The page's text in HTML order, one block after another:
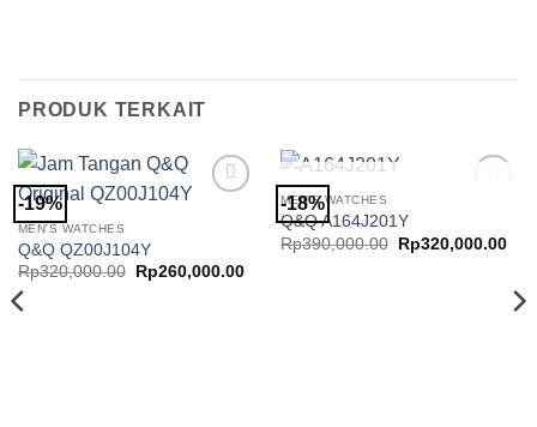
PRODUK TERKAIT
-19%
MEN'S WATCHES
Q&Q QZ00J104Y
Rp320,000.00
Harga
aslinya
Rp260,000.00Harga
-18% STOK HABIS
MEN'S WATCHES
Q&Q A164J201Y
Rp390,000.00
Harga
aslinya
Rp320,000.00